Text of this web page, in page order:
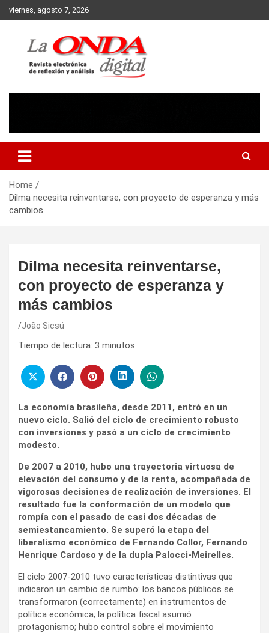
Skip
to
viernes, agosto 7, 2026
Home
Dilma necesita reinventarse, con proyecto de esperanza y más
cambios
Dilma necesita reinventarse,
con proyecto de esperanza y
más cambios
João Sicsú
Tiempo de lectura: 3 minutos
La economía brasileña, desde 2011, entró en un
nuevo ciclo. Salió del ciclo de crecimiento robusto
con inversiones y pasó a un ciclo de crecimiento
modesto.
De 2007 a 2010, hubo una trayectoria virtuosa de
elevación del consumo y de la renta, acompañada de
vigorosas decisiones de realización de inversiones. El
resultado fue la conformación de un modelo que
rompía con el pasado de casi dos décadas de
semiestancamiento. Se superó la etapa del
liberalismo económico de Fernando Collor, Fernando
Henrique Cardoso y de la dupla Palocci-Meirelles.
El ciclo 2007-2010 tuvo características distintivas que
indicaron un cambio de rumbo: los bancos públicos se
transformaron (correctamente) en instrumentos de
política económica; la política fiscal asumió
protagonismo; hubo control sobre el movimiento